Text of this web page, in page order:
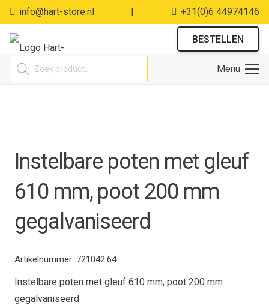
info@hart-store.nl | +31(0)6 44974146
BESTELLEN
Producten
zoeken
Menu
Instelbare poten met gleuf
610 mm, poot 200 mm
gegalvaniseerd
Artikelnummer: 721042.64
Instelbare poten met gleuf 610 mm, poot 200 mm
gegalvaniseerd